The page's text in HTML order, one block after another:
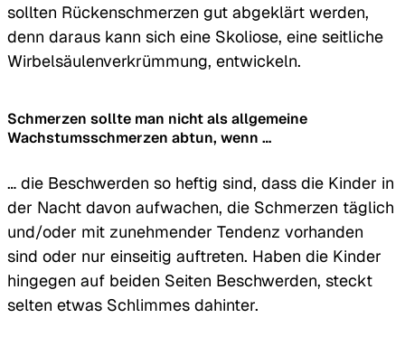
sollten Rückenschmerzen gut abgeklärt werden,
denn daraus kann sich eine Skoliose, eine seitliche
Wirbelsäulenverkrümmung, entwickeln.
Schmerzen sollte man nicht als allgemeine
Wachstumsschmerzen abtun, wenn …
… die Beschwerden so heftig sind, dass die Kinder in
der Nacht davon aufwachen, die Schmerzen täglich
und/oder mit zunehmender Tendenz vorhanden
sind oder nur einseitig auftreten. Haben die Kinder
hingegen auf beiden Seiten Beschwerden, steckt
selten etwas Schlimmes dahinter.